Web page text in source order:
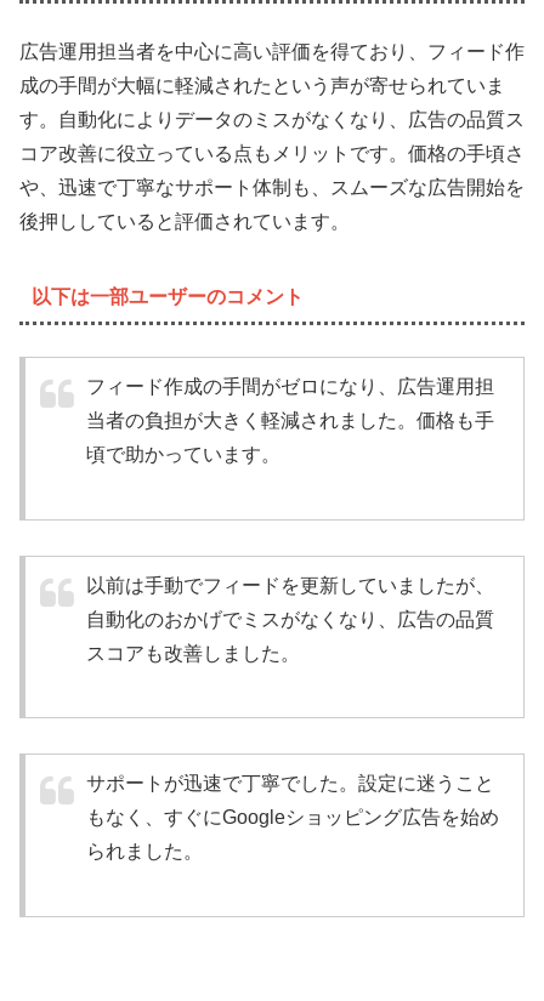
広告運用担当者を中心に高い評価を得ており、フィード作
成の手間が大幅に軽減されたという声が寄せられていま
す。自動化によりデータのミスがなくなり、広告の品質ス
コア改善に役立っている点もメリットです。価格の手頃さ
や、迅速で丁寧なサポート体制も、スムーズな広告開始を
後押ししていると評価されています。
以下は一部ユーザーのコメント
フィード作成の手間がゼロになり、広告運用担
当者の負担が大きく軽減されました。価格も手
頃で助かっています。
以前は手動でフィードを更新していましたが、
自動化のおかげでミスがなくなり、広告の品質
スコアも改善しました。
サポートが迅速で丁寧でした。設定に迷うこと
もなく、すぐにGoogleショッピング広告を始め
られました。